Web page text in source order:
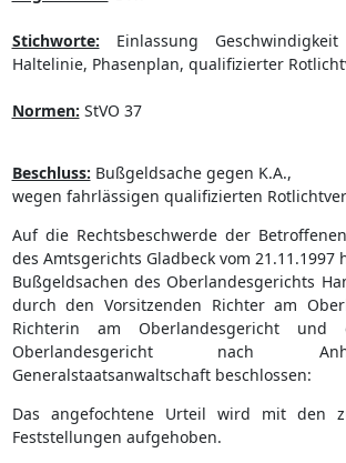
Stichworte: Einlassung
Haltelinie, Phasenplan, qualifizierter
Normen: StVO 37
Beschluss: Bußgeldsache gegen K.A.,
wegen fahrlässigen qualifizierten
Auf die Rechtsbeschwerde der
des Amtsgerichts Gladbeck vom 21.11.1997
Bußgeldsachen des Oberlandesgerichts
durch den Vorsitzenden Richter am
Richterin am Oberlandesgericht
Oberlandesgericht nach
Generalstaatsanwaltschaft beschlossen:
Das angefochtene Urteil wird mit den
Feststellungen aufgehoben.